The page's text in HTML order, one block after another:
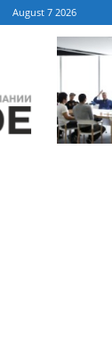
August 7 2026